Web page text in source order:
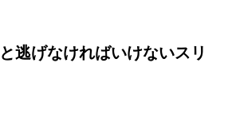
逃げなければいけないスリ